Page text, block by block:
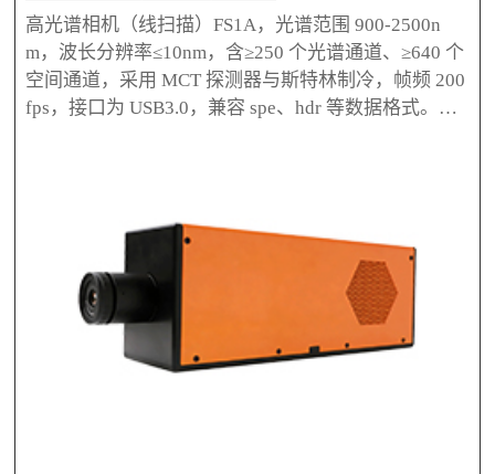
高光谱相机（线扫描）FS1A，光谱范围 900-2500n
m，波长分辨率≤10nm，含≥250 个光谱通道、≥640 个
空间通道，采用 MCT 探测器与斯特林制冷，帧频 200
fps，接口为 USB3.0，兼容 spe、hdr 等数据格式。广